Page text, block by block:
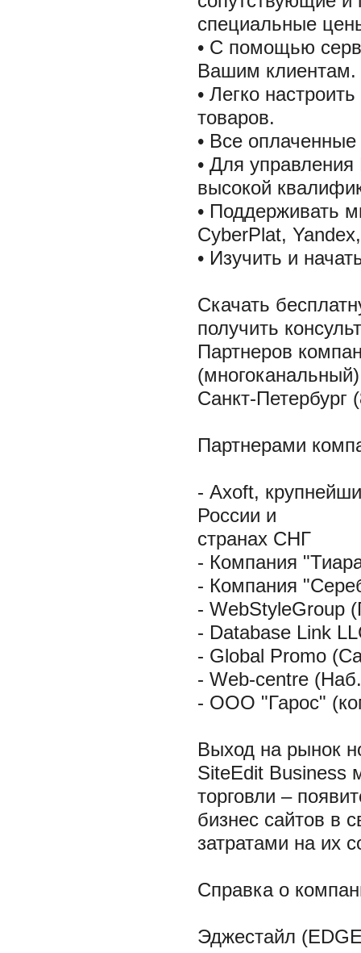
специальные
• С помощью
Вашим клиентам.
• Легко
товаров.
• Все
• Для
высокой
• Поддерживать
CyberPlat,
• Изучить и
Скачать
получить
Партнеров
(многоканальный)
Санкт-Петербург
Партнерами
- Axoft,
России и
странах СНГ
- Компания
- Компания
- WebStyleGroup
- Database Link
- Global Promo
- Web-centre
- ООО "Гарос"
Выход на рынок
SiteEdit Business
торговли –
бизнес сайтов в
затратами на их
Справка о
Эджестайл